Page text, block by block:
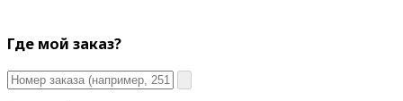
Где мой заказ?